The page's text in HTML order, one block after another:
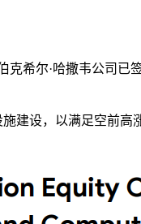
希尔·哈撒韦公司
建设，以满足空前高